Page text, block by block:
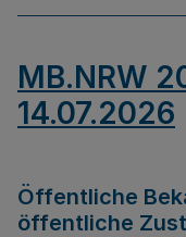
MB.NRW
14.07.2026
Öffentliche
öffentliche